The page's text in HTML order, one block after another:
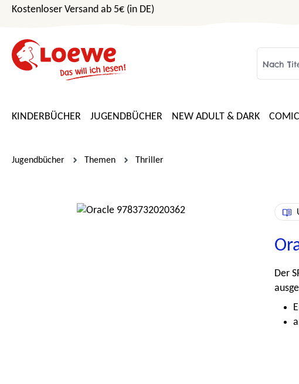
Hauptinhalt springen
Zur Suche springen
Zur Hauptnavigation springen
Kostenloser Versand ab 5€ (in DE)
KINDERBÜCHER JUGENDBÜCHER NEW ADULT & DARK
Jugendbücher Themen Thriller
Bildergalerie überspringen
Der